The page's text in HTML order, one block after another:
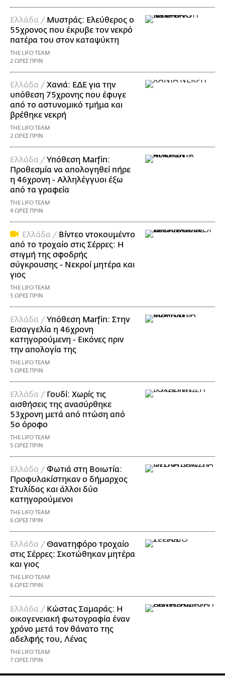
Ελλάδα / Μυστράς: Ελεύθερος ο
55χρονος που έκρυβε τον νεκρό
πατέρα του στον καταψύκτη
THE LIFO TEAM
2 ΩΡΕΣ ΠΡΙΝ
Ελλάδα /Χανιά: ΕΔΕ για την
υπόθεση 75χρονης που έφυγε
από το αστυνομικό τμήμα και
βρέθηκε νεκρή
THE LIFO TEAM
2 ΩΡΕΣ ΠΡΙΝ
Ελλάδα /Υπόθεση Marfin:
Προθεσμία να απολογηθεί πήρε
η 46χρονη - Αλληλέγγυοι έξω
από τα γραφεία
THE LIFO TEAM
4 ΩΡΕΣ ΠΡΙΝ
Ελλάδα / Βίντεο ντοκουμέντο
από το τροχαίο στις Σέρρες: Η
στιγμή της σφοδρής
σύγκρουσης - Νεκροί μητέρα και
γιος
THE LIFO TEAM
5 ΩΡΕΣ ΠΡΙΝ
Ελλάδα /Υπόθεση Marfin: Στην
Εισαγγελία η 46χρονη
κατηγορούμενη - Εικόνες πριν
την απολογία της
THE LIFO TEAM
5 ΩΡΕΣ ΠΡΙΝ
Ελλάδα / Γουδί: Χωρίς τις
αισθήσεις της ανασύρθηκε
53χρονη μετά από πτώση από
5ο όροφο
THE LIFO TEAM
5 ΩΡΕΣ ΠΡΙΝ
Ελλάδα /Φωτιά στη Βοιωτία:
Προφυλακίστηκαν ο δήμαρχος
Στυλίδας και άλλοι δύο
κατηγορούμενοι
THE LIFO TEAM
6 ΩΡΕΣ ΠΡΙΝ
Ελλάδα /Θανατηφόρο τροχαίο
στις Σέρρες: Σκοτώθηκαν μητέρα
και γιος
THE LIFO TEAM
6 ΩΡΕΣ ΠΡΙΝ
Ελλάδα / Κώστας Σαμαράς: Η
οικογενειακή φωτογραφία έναν
χρόνο μετά τον θάνατο της
αδελφής του, Λένας
THE LIFO TEAM
7 ΩΡΕΣ ΠΡΙΝ